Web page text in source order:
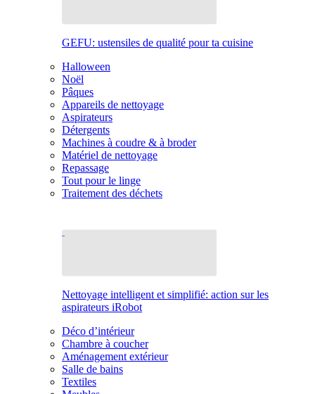
GEFU: ustensiles de qualité pour ta cuisine
Halloween
Noël
Pâques
Appareils de nettoyage
Aspirateurs
Détergents
Machines à coudre & à broder
Matériel de nettoyage
Repassage
Tout pour le linge
Traitement des déchets
Nettoyage intelligent et simplifié: action sur les
aspirateurs iRobot
Déco d’intérieur
Chambre à coucher
Aménagement extérieur
Salle de bains
Textiles